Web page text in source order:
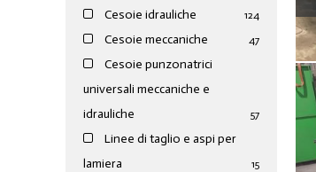
Cesoie idrauliche 124
Cesoie meccaniche 47
Cesoie punzonatrici
universali meccaniche e
idrauliche
57
Linee di taglio e aspi per
lamiera
15